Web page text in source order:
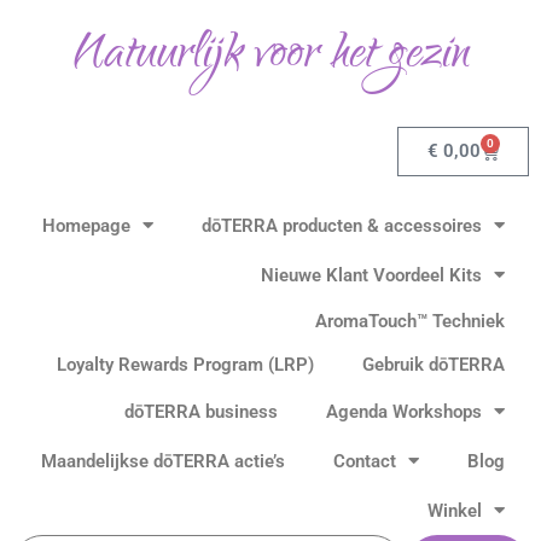
Natuurlijk voor het gezin
€ 0,00 0
Homepage dōTERRA producten & accessoires
Nieuwe Klant Voordeel Kits
AromaTouch™ Techniek
Loyalty Rewards Program (LRP)
Gebruik dōTERRA
dōTERRA business Agenda Workshops
Maandelijkse dōTERRA actie’s Contact Blog
Winkel